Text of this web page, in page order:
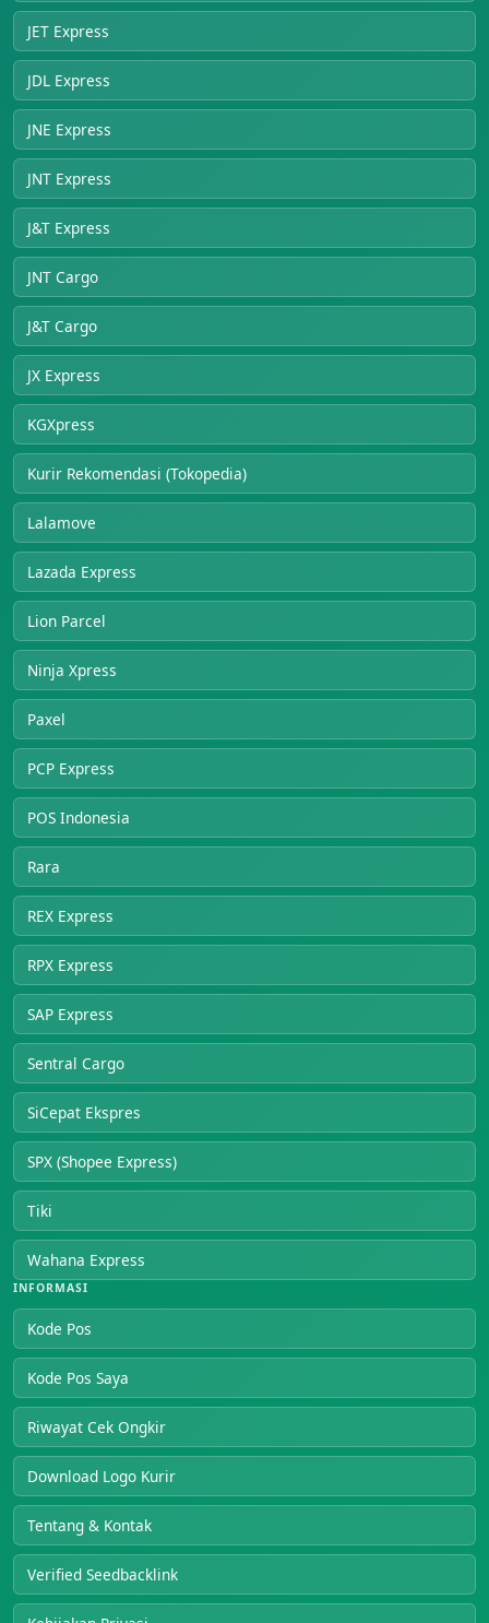
JET Express
JDL Express
JNE Express
JNT Express
J&T Express
JNT Cargo
J&T Cargo
JX Express
KGXpress
Kurir Rekomendasi (Tokopedia)
Lalamove
Lazada Express
Lion Parcel
Ninja Xpress
Paxel
PCP Express
POS Indonesia
Rara
REX Express
RPX Express
SAP Express
Sentral Cargo
SiCepat Ekspres
SPX (Shopee Express)
Tiki
Wahana Express
INFORMASI
Kode Pos
Kode Pos Saya
Riwayat Cek Ongkir
Download Logo Kurir
Tentang & Kontak
Verified Seedbacklink